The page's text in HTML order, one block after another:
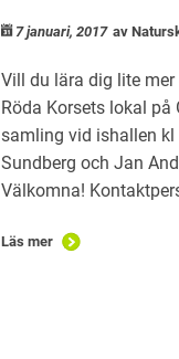
7 januari, 2017 av
Vill du lära dig lite
Röda Korsets lokal på
samling vid ishallen kl
Sundberg och Jan
Välkomna!
Läs mer